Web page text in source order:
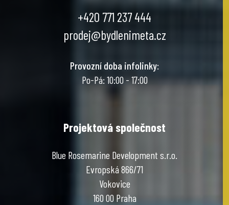
+420 771 237 444
prodej@bydlenimeta.cz
Provozní doba infolinky:
Po-Pá: 10:00 - 17:00
Projektová společnost
Blue Rosemarine Development s.r.o.
Evropská 866/71
Vokovice
160 00 Praha